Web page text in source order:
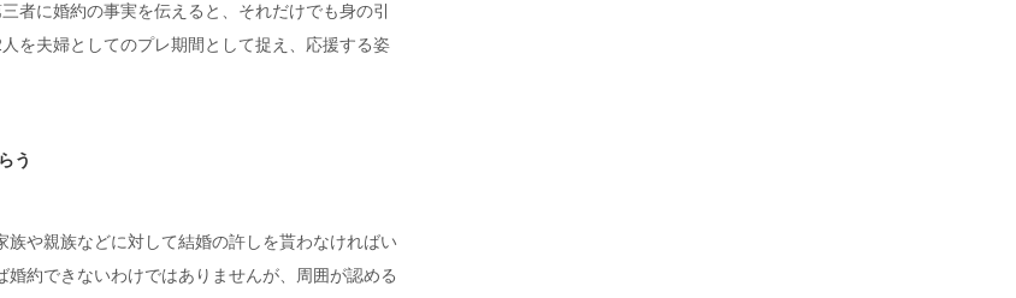
者に婚約の事実を伝えると、それだけでも身の引
を夫婦としてのプレ期間として捉え、応援する姿
う
や親族などに対して結婚の許しを貰わなければい
約できないわけではありませんが、周囲が認める